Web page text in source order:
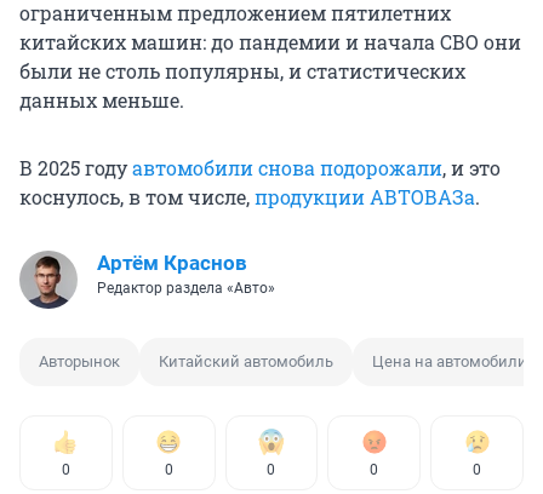
ограниченным предложением пятилетних
китайских машин: до пандемии и начала СВО они
были не столь популярны, и статистических
данных меньше.
В 2025 годуавтомобили снова подорожали, и это
коснулось, в том числе,продукции АВТОВАЗа.
Артём Краснов
Редактор раздела «Авто»
Авторынок Китайский автомобиль Цена на автомобили
0 0 0 0 0